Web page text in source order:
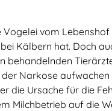
vom Lebenshof
Kälbern hat. Doch
behandelnden
Narkose aufwachen
die Ursache für die
Milchbetrieb auf die